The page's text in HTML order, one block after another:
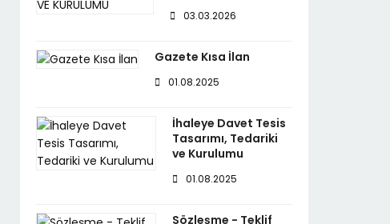
03.03.2026
Gazete Kısa İlan
01.08.2025
İhaleye Davet Tesis
Tasarımı, Tedariki
ve Kurulumu
01.08.2025
Sözleşme - Teklif